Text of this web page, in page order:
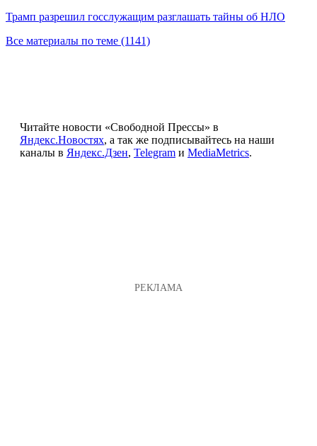
Трамп разрешил госслужащим разглашать тайны об НЛО
Все материалы по теме (1141)
Читайте новости «Свободной Прессы» в
Яндекс.Новостях, а так же подписывайтесь на наши
каналы в Яндекс.Дзен, Telegram и MediaMetrics.